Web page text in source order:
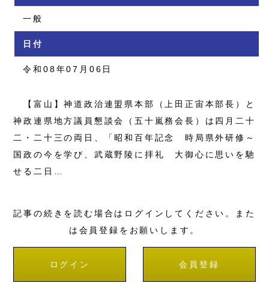
一般
日付
令和08年07月06日
【富山】神道政治連盟県本部（上田正宙本部長）と
神政連県地方議員懇談会（五十嵐務会長）は四月二十
二・二十三の両日、「昭和百年記念 時局県外研修～
国政の今を学び、武蔵野陵に拝礼 大御心に思いを馳
せる二日…
記事の続きを読む場合はログインしてください。また
は会員登録をお願いします。
ログイン 会員登録